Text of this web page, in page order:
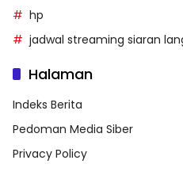
hp
jadwal streaming siaran
Halaman
Indeks Berita
Pedoman Media Siber
Privacy Policy